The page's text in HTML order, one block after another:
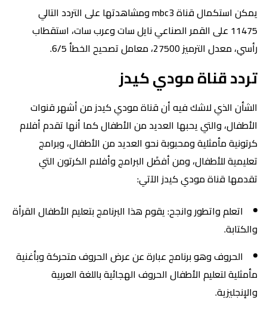
يمكن استكمال قناة mbc3 ومشاهدتها على التردد التالي
11475 على القمر الصناعي نايل سات وعرب سات، استقطاب
رأسي، معدل الترميز 27500، معامل تصحيح الخطأ 6/5.
تردد قناة مودي كيدز
الشأن الذي لاشك فيه أن قناة مودي كيدز من أشهر قنوات
الأطفال، والتي يحبها العديد من الأطفال كما أنها تقدم أفلام
كرتونية مأمثلية ومحبوبة نحو العديد من الأطفال، وبرامج
تعليمية للأطفال، ومن أفضَل البرامج وأفلام الكرتون التي
تقدمها قناة مودي كيدز الآتي:
اتعلم واتطور وانجح: يقوم هذا البرنامج بتعليم الأطفال القرأة
والكتابة.
الحروف وهو برنامج عبارة عن عرض الحروف متحركة وبأغنية
مأمثلية لتعليم الأطفال الحروف الهجائية باللغة العربية
والإنجليزية.